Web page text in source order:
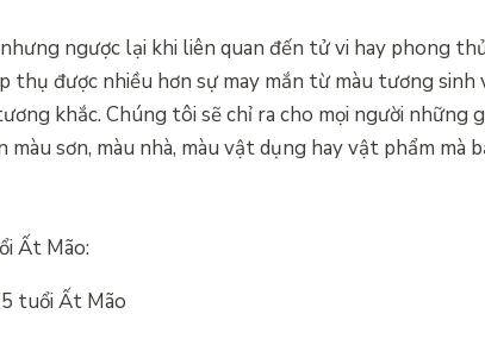
ngược lại khi liên quan đến tử vi hay phong
được nhiều hơn sự may mắn từ màu tương sinh
khắc. Chúng tôi sẽ chỉ ra cho mọi người những
sơn, màu nhà, màu vật dụng hay vật phẩm mà
Ất Mão:
tuổi Ất Mão